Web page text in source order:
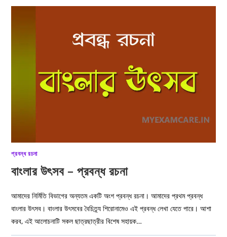
প্রবন্ধ রচনা
বাংলার উৎসব – প্রবন্ধ রচনা
আমাদের নির্মিতি বিভাগের অন্যতম একটি অংশ প্রবন্ধ রচনা। আমাদের প্রথম প্রবন্ধ
বাংলার উৎসব। বাংলার উৎসবের বৈচিত্র্য শিরোনামেও এই প্রবন্ধ লেখা যেতে পারে। আশা
করব, এই আলোচনাটি সকল ছাত্রছাত্রীর বিশেষ সহায়ক…